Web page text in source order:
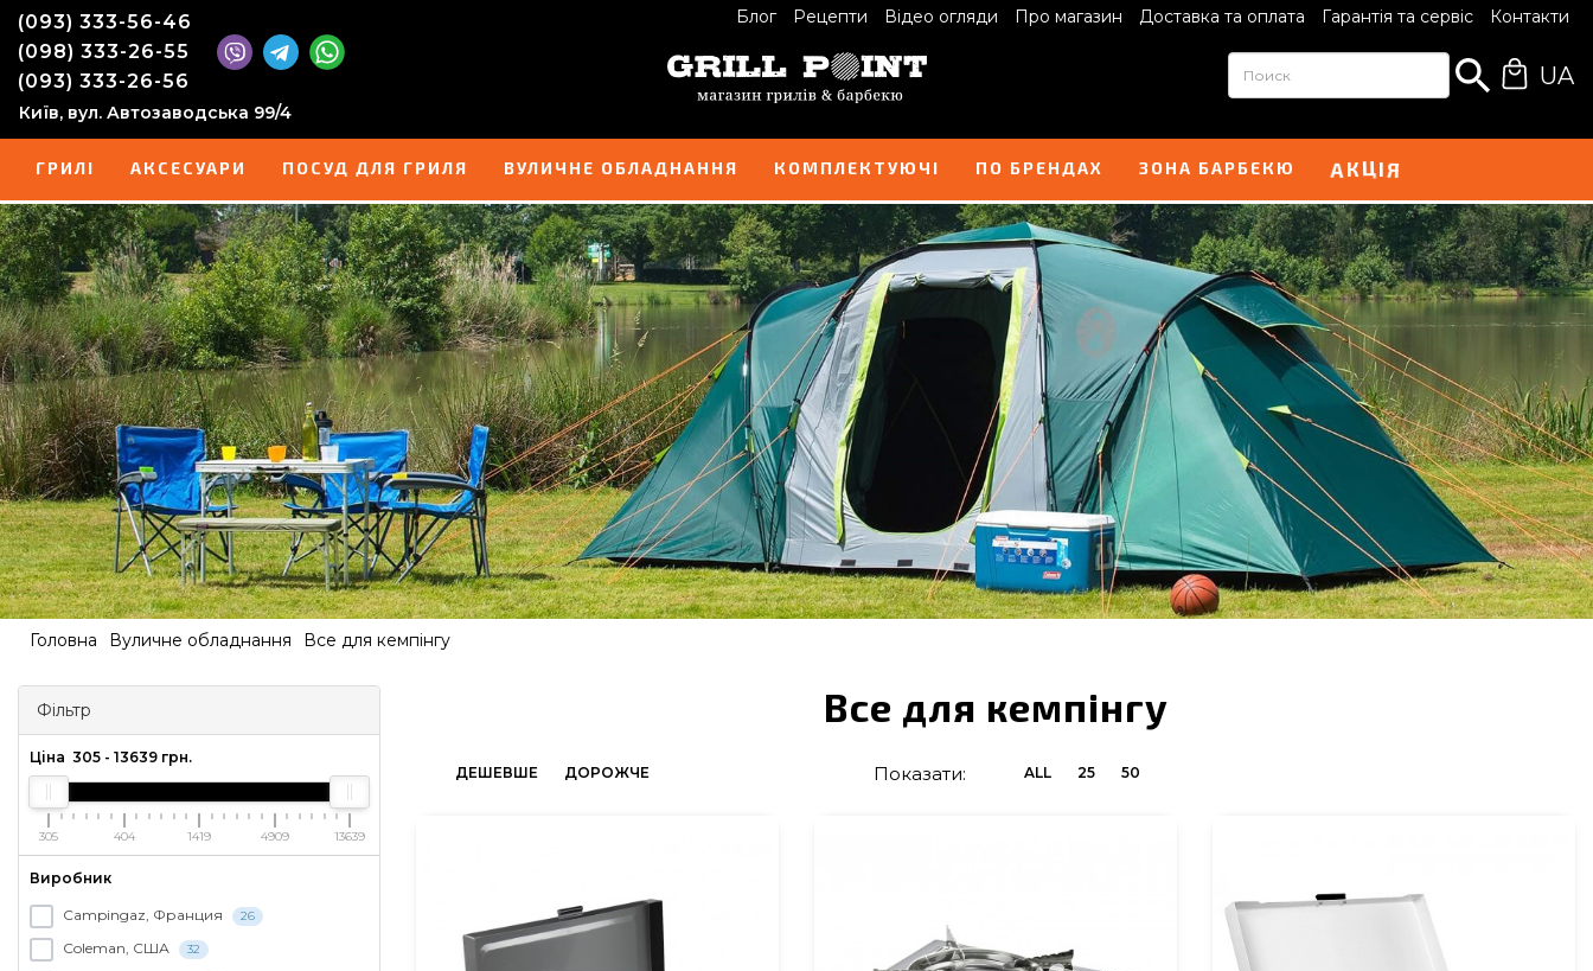
Блог Рецепти Відео огляди Про магазин Доставка та оплата Гарантія та сервіс Контакти
(093) 333-56-46
(098) 333-26-55
(093) 333-26-56
Київ, вул. Автозаводська 99/4
UA
ГРИЛІ АКСЕСУАРИ ПОСУД ДЛЯ ГРИЛЯ ВУЛИЧНЕ ОБЛАДНАННЯ КОМПЛЕКТУЮЧІ ПО БРЕНДАХ ЗОНА БАРБЕКЮ АКЦІЯ
Головна Вуличне обладнання Все для кемпінгу
Фільтр
Ціна 305 - 13639 грн.
305 404 1419 4909 13639
Виробник
Campingaz, Франция 26
Coleman, США 32
Все для кемпінгу
ДЕШЕВШЕ ДОРОЖЧЕ Показати: ALL 25 50